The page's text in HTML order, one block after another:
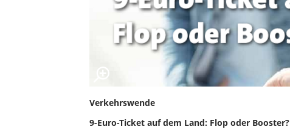
Verkehrswende
9-Euro-Ticket auf dem Land: Flop oder Booster?